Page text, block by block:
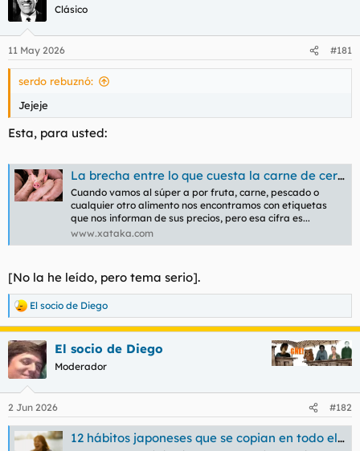
Clásico
11 May 2026 #181
serdo rebuznó:
Jejeje
Esta, para usted:
La brecha entre lo que cuesta la carne de cerdo en las granjas y los súper no para de crecer. Los ganaderos han dicho basta
Cuando vamos al súper a por fruta, carne, pescado o
cualquier otro alimento nos encontramos con etiquetas
que nos informan de sus precios, pero esa cifra es...
www.xataka.com
[No la he leído, pero tema serio].
R
e
a
c
c
i
e
s
:
El socio de Diego
El socio de Diego
Moderador
2 Jun 2026 #182
12 hábitos japoneses que se copian en todo el mundo porque son la clave de su longevidad y felicidad